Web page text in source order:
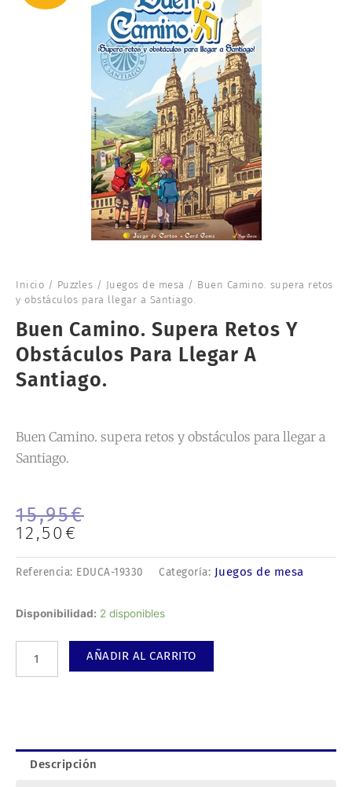
Inicio / Puzzles / Juegos de mesa / Buen Camino. supera retos
y obstáculos para llegar a Santiago.
Buen Camino. Supera Retos Y
Obstáculos Para Llegar A
Santiago.
Buen Camino. supera retos y obstáculos para llegar a
Santiago.
15,95€
El
precio
original
era:
15,95€.
12,50 €
El
precio
actual
es:
12,50€.
Referencia: EDUCA-19330 Categoría: Juegos de mesa
Disponibilidad: 2 disponibles
Buen
retos
a
Santiago.
AÑADIR AL CARRITO
Descripción